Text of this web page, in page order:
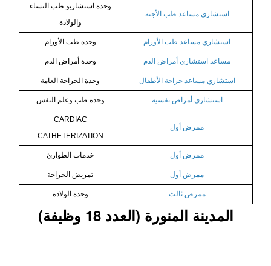
استشاري مساعد طب الأجنة
وحدة استشاريو طب النساء
والولادة
استشاري مساعد طب الأورام وحدة طب الأورام
مساعد استشاري أمراض الدم وحدة أمراض الدم
استشاري مساعد جراحة الأطفال وحدة الجراحة العامة
استشاري أمراض نفسية وحدة طب وعلم النفس
ممرض أول
CARDIAC
CATHETERIZATION
ممرض أول خدمات الطوارئ
ممرض أول تمريض الجراحة
ممرض ثالث وحدة الولادة
المدينة المنورة (العدد 18 وظيفة)